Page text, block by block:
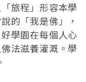
旅程」形容本學
的「我是佛」，
學園在每個人心
法滋養灌溉。學